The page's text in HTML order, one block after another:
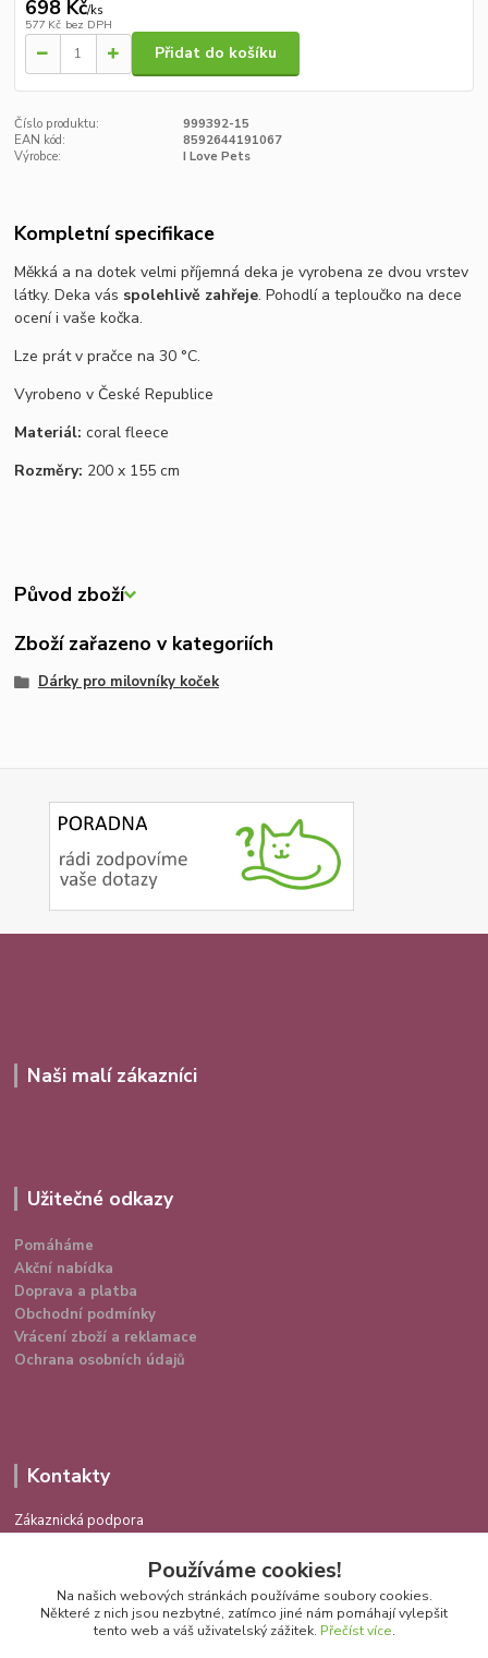
698 Kč/ks
577 Kč bez DPH
Přidat do košíku
Číslo produktu:
999392-15
EAN kód:
8592644191067
Výrobce:
I Love Pets
Kompletní specifikace
Měkká a na dotek velmi příjemná deka je vyrobena ze dvou vrstev
látky. Deka vás spolehlivě zahřeje. Pohodlí a teploučko na dece
ocení i vaše kočka.
Lze prát v pračce na 30 °C.
Vyrobeno v České Republice
Materiál: coral fleece
Rozměry: 200 x 155 cm
Původ zboží
Zboží zařazeno v kategoriích
Dárky pro milovníky koček
Naši malí zákazníci
Užitečné odkazy
Pomáháme
Akční nabídka
Doprava a platba
Obchodní podmínky
Vrácení zboží a reklamace
Ochrana osobních údajů
Kontakty
Zákaznická podpora
info@spokojenakocka.cz
Používáme cookies!
Na našich webových stránkách používáme soubory cookies.
Některé z nich jsou nezbytné, zatímco jiné nám pomáhají vylepšit
tento web a váš uživatelský zážitek. Přečíst více.